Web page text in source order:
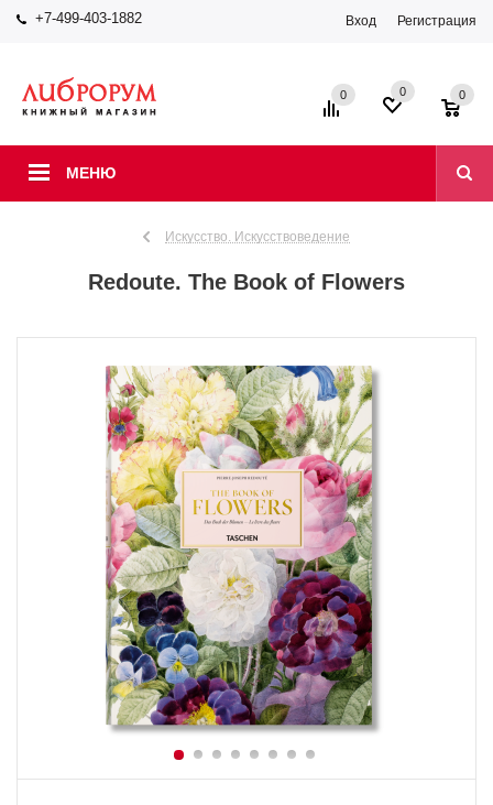
+7-499-403-1882 Вход Регистрация
МЕНЮ
0 0 0
Искусство. Искусствоведение
Redoute. The Book of Flowers